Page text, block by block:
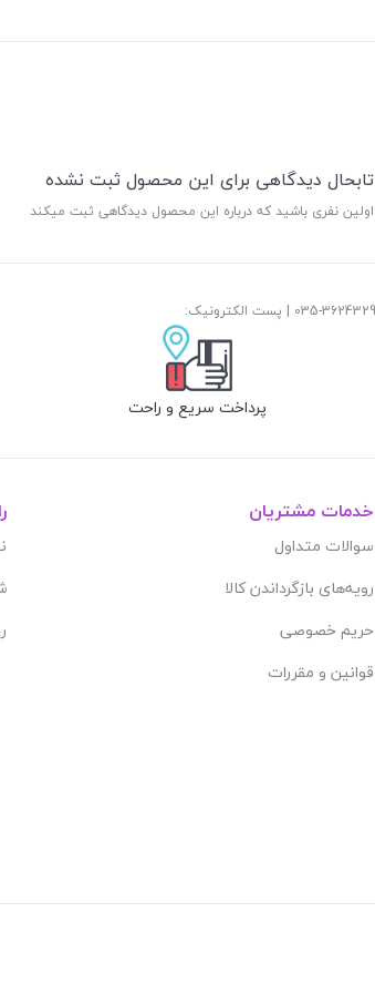
تابحال دیدگاهی برای این محصول ثبت نشده
اولین نفری باشید که درباره این محصول دیدگاهی ثبت میکند
پرداخت سریع و راحت
خدمات مشتریان
سوالات متداول
رویه‌های بازگرداندن کالا
حریم خصوصی
قوانین و مقررات